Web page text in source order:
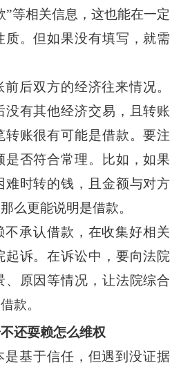
”等相关信息，这也能在一定
质。但如果没有填写，就需
后双方的经济往来情况。
没有其他经济交易，且转账
转账很有可能是借款。要注
是否符合常理。比如，如果
难时转的钱，且金额与对方
么更能说明是借款。
不承认借款，在收集好相关
起诉。在诉讼中，要向法院
、原因等情况，让法院综合
款。
还耍赖怎么维权
是基于信任，但遇到没证据